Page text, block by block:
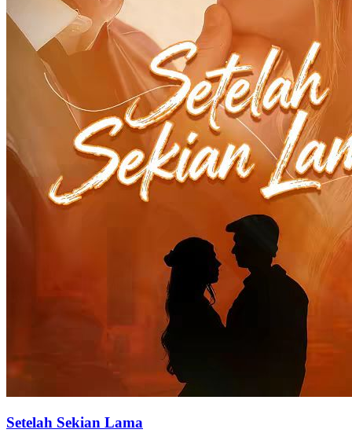
Setelah Sekian Lama